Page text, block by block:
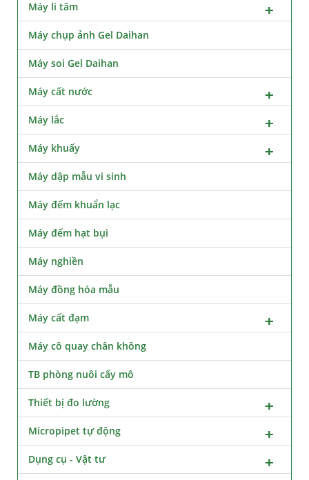
Máy li tâm
Máy chụp ảnh Gel Daihan
Máy soi Gel Daihan
Máy cất nước
Máy lắc
Máy khuấy
Máy dập mẫu vi sinh
Máy đếm khuẩn lạc
Máy đếm hạt bụi
Máy nghiền
Máy đồng hóa mẫu
Máy cất đạm
Máy cô quay chân không
TB phòng nuôi cấy mô
Thiết bị đo lường
Micropipet tự động
Dụng cụ - Vật tư